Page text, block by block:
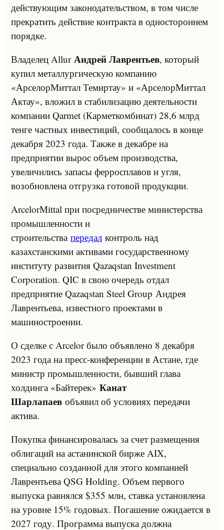
действующим законодательством, в том числе
прекратить действие контракта в одностороннем
порядке.
Владелец Allur Андрей Лаврентьев, который
купил металлургическую компанию
«АрселорМиттал Темиртау» и «АрселорМиттал
Актау», вложил в стабилизацию деятельности
компании Qarmet (Карметкомбинат) 28,6 млрд
тенге частных инвестиций, сообщалось в конце
декабря 2023 года. Также в декабре на
предприятии вырос объем производства,
увеличились запасы ферросплавов и угля,
возобновлена отгрузка готовой продукции.
ArcelorMittal при посредничестве министерства
промышленности и
строительства передал контроль над
казахстанскими активами государственному
институту развития Qazaqstan Investment
Corporation. QIC в свою очередь отдал
предприятие Qazaqstan Steel Group Андрея
Лаврентьева, известного проектами в
машиностроении.
О сделке с Arcelor было объявлено 8 декабря
2023 года на пресс-конференции в Астане, где
министр промышленности, бывший глава
холдинга «Байтерек» Канат
Шарлапаев объявил об условиях передачи
актива.
Покупка финансировалась за счет размещения
облигаций на астанинской бирже AIX,
специально созданной для этого компанией
Лаврентьева QSG Holding. Объем первого
выпуска равнялся $355 млн, ставка установлена
на уровне 15% годовых. Погашение ожидается в
2027 году. Программа выпуска должна